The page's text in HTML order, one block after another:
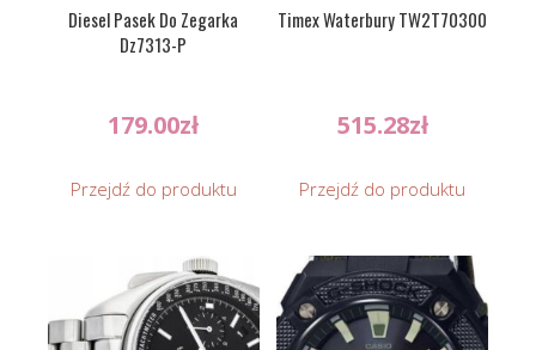
Diesel Pasek Do Zegarka
Dz7313-P
179.00zł
Przejdź do produktu
Timex Waterbury TW2T70300
515.28zł
Przejdź do produktu